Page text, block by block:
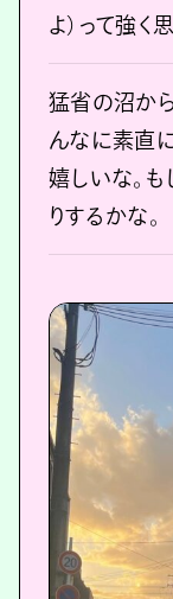
よ）って強く
猛省の沼か
んなに素直
嬉しいな。も
りするかな。